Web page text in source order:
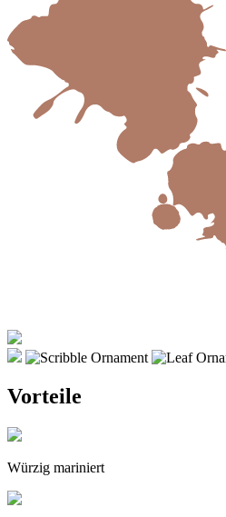
Vorteile
Würzig mariniert